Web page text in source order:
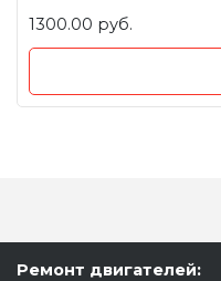
1300.00 руб.
Ремонт двигателей: